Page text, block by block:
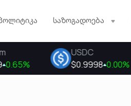
საზოგადოება